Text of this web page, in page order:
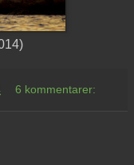
6 kommentarer: